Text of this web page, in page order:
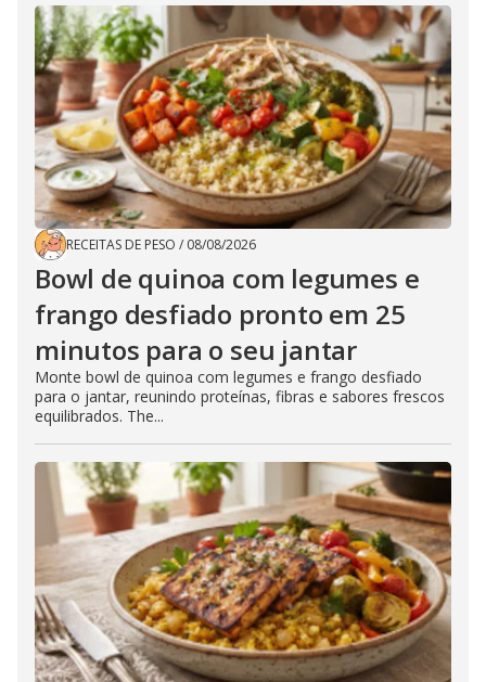
RECEITAS DE PESO / 08/08/2026
Bowl de quinoa com legumes e
frango desfiado pronto em 25
minutos para o seu jantar
Monte bowl de quinoa com legumes e frango desfiado
para o jantar, reunindo proteínas, fibras e sabores frescos
equilibrados. The...